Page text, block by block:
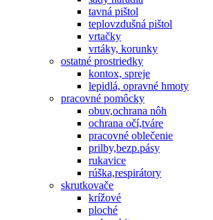
tavná pištol
teplovzdušná pištol
vrtačky
vrtáky, korunky
ostatné prostriedky
kontox, spreje
lepidlá, opravné hmoty
pracovné pomôcky
obuv,ochrana nôh
ochrana očí,tváre
pracovné oblečenie
prilby,bezp.pásy
rukavice
rúška,respirátory
skrutkovače
krížové
ploché